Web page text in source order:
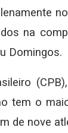
na
Domingos.
tem o
de nove